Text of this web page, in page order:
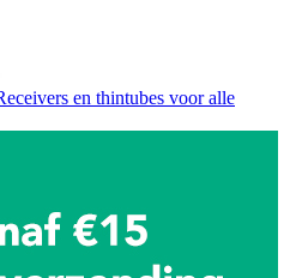
en thintubes voor alle